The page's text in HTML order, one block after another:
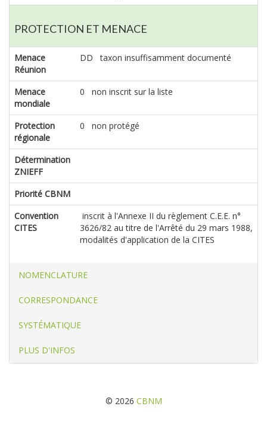
PROTECTION ET MENACE
Menace
Réunion
DD taxon insuffisamment documenté
Menace
mondiale
0 non inscrit sur la liste
Protection
régionale
0 non protégé
Détermination
ZNIEFF
Priorité CBNM
Convention
CITES
inscrit à l'Annexe II du règlement C.E.E. n°
3626/82 au titre de l'Arrêté du 29 mars 1988,
modalités d'application de la CITES
NOMENCLATURE
CORRESPONDANCE
SYSTÉMATIQUE
PLUS D'INFOS
© 2026 CBNM